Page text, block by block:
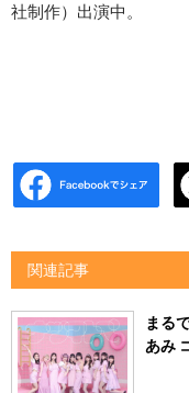
社制作）出演中。
関連記事
まる
あみ